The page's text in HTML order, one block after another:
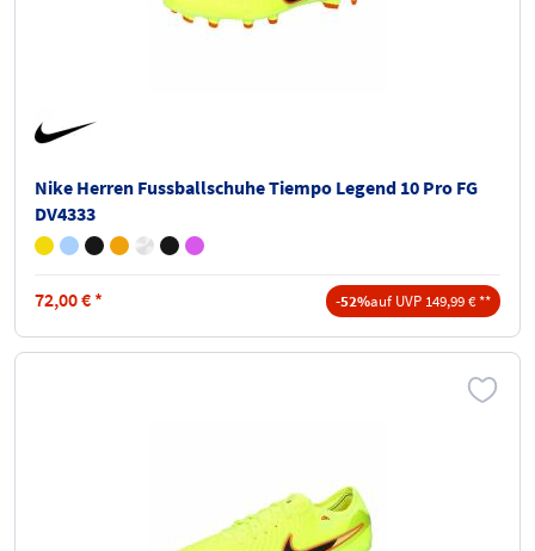
Nike Herren Fussballschuhe Tiempo Legend 10 Pro FG
DV4333
72,00€ * -52%auf UVP 149,99 € **